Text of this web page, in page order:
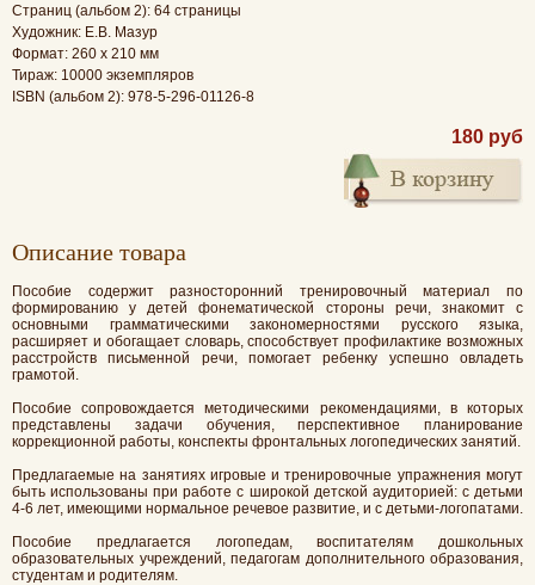
Страниц (альбом 2): 64 страницы
Художник: Е.В. Мазур
Формат: 260 x 210 мм
Тираж: 10000 экземпляров
ISBN (альбом 2): 978-5-296-01126-8
180 руб
Oписание товара
Пособие содержит разносторонний тренировочный материал по
формированию у детей фонематической стороны речи, знакомит с
основными грамматическими закономерностями русского языка,
расширяет и обогащает словарь, способствует профилактике возможных
расстройств письменной речи, помогает ребенку успешно овладеть
грамотой.
Пособие сопровождается методическими рекомендациями, в которых
представлены задачи обучения, перспективное планирование
коррекционной работы, конспекты фронтальных логопедических занятий.
Предлагаемые на занятиях игровые и тренировочные упражнения могут
быть использованы при работе с широкой детской аудиторией: с детьми
4-6 лет, имеющими нормальное речевое развитие, и с детьми-логопатами.
Пособие предлагается логопедам, воспитателям дошкольных
образовательных учреждений, педагогам дополнительного образования,
студентам и родителям.